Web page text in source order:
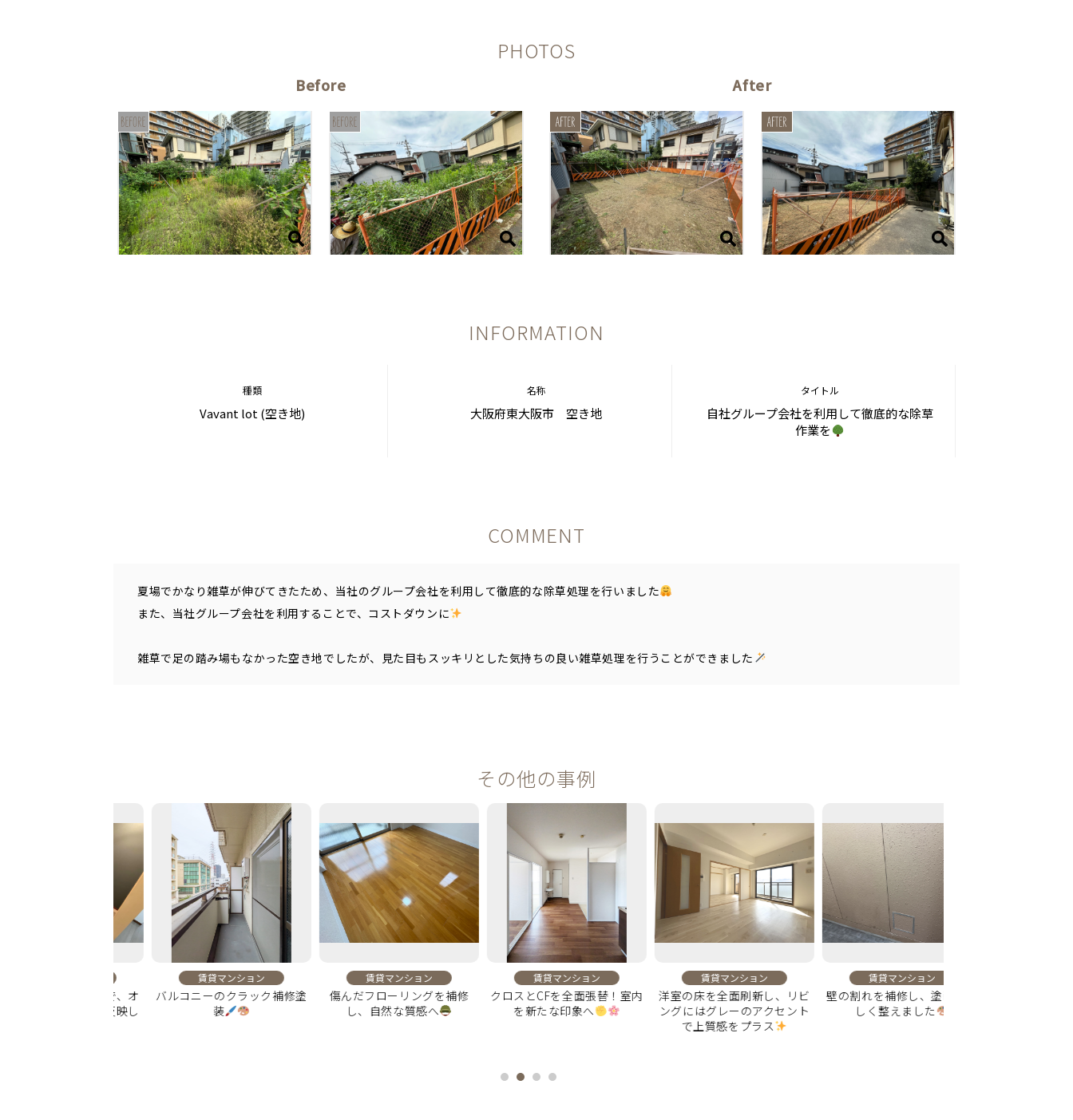
PHOTOS
Before After
INFORMATION
種類
Vavant lot (空き地)
名称
大阪府東大阪市 空き地
タイトル
自社グループ会社を利用して徹底的な除草
作業を
COMMENT
夏場でかなり雑草が伸びてきたため、当社のグループ会社を利用して徹底的な除草処理を行いました
また、当社グループ会社を利用することで、コストダウンに
雑草で足の踏み場もなかった空き地でしたが、見た目もスッキリとした気持ちの良い雑草処理を行うことができました
その他の事例
賃貸マンション
バルコニーのクラック補修塗
賃貸マンション
傷んだフローリングを補修
し、自然な質感へ
賃貸マンション
クロスとCFを全面張替！室内
を新たな印象へ
賃貸マンション
洋室の床を全面刷新し、リビ
ングにはグレーのアクセント
で上質感をプラス
賃貸マンション
壁の割れを補修し、塗装で美
しく整えました